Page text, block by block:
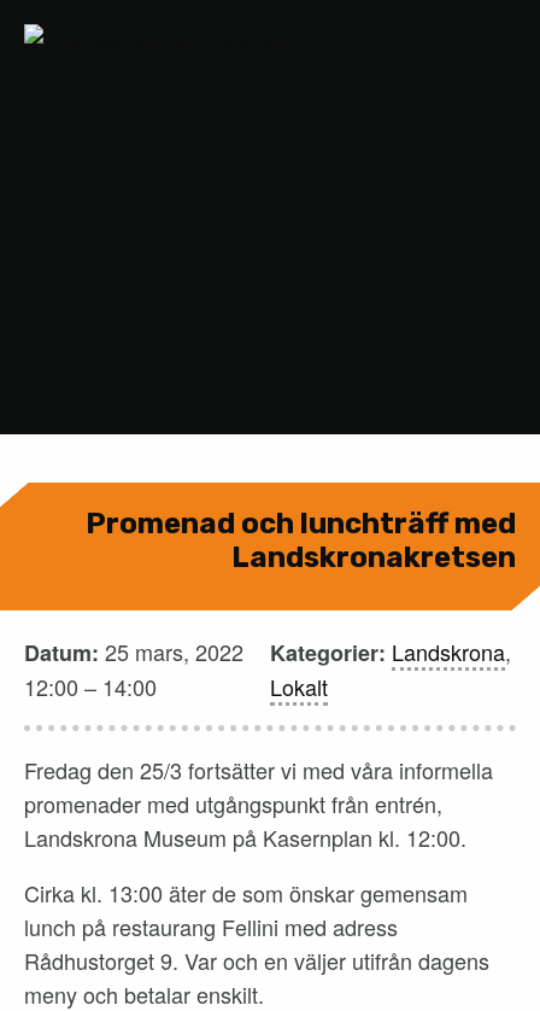
Promenad och lunchträff med
Landskronakretsen
Datum: 25 mars, 2022
12:00 – 14:00
Kategorier: Landskrona,
Lokalt
Fredag den 25/3 fortsätter vi med våra informella
promenader med utgångspunkt från entrén,
Landskrona Museum på Kasernplan kl. 12:00.
Cirka kl. 13:00 äter de som önskar gemensam
lunch på restaurang Fellini med adress
Rådhustorget 9. Var och en väljer utifrån dagens
meny och betalar enskilt.